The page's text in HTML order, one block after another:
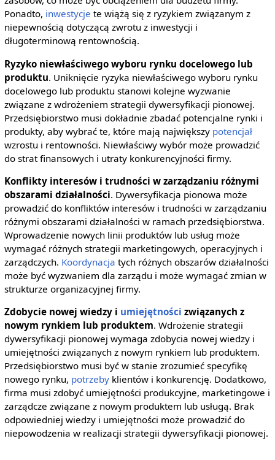
Ponadto, inwestycje te wiążą się z ryzykiem związanym z
niepewnością dotyczącą zwrotu z inwestycji i
długoterminową rentownością.
Ryzyko niewłaściwego wyboru rynku docelowego lub
produktu. Uniknięcie ryzyka niewłaściwego wyboru rynku
docelowego lub produktu stanowi kolejne wyzwanie
związane z wdrożeniem strategii dywersyfikacji pionowej.
Przedsiębiorstwo musi dokładnie zbadać potencjalne rynki i
produkty, aby wybrać te, które mają największy potencjał
wzrostu i rentowności. Niewłaściwy wybór może prowadzić
do strat finansowych i utraty konkurencyjności firmy.
Konflikty interesów i trudności w zarządzaniu różnymi
obszarami działalności. Dywersyfikacja pionowa może
prowadzić do konfliktów interesów i trudności w zarządzaniu
różnymi obszarami działalności w ramach przedsiębiorstwa.
Wprowadzenie nowych linii produktów lub usług może
wymagać różnych strategii marketingowych, operacyjnych i
zarządczych. Koordynacja tych różnych obszarów działalności
może być wyzwaniem dla zarządu i może wymagać zmian w
strukturze organizacyjnej firmy.
Zdobycie nowej wiedzy i umiejętności związanych z
nowym rynkiem lub produktem. Wdrożenie strategii
dywersyfikacji pionowej wymaga zdobycia nowej wiedzy i
umiejętności związanych z nowym rynkiem lub produktem.
Przedsiębiorstwo musi być w stanie zrozumieć specyfikę
nowego rynku, potrzebyklientów i konkurencję. Dodatkowo,
firma musi zdobyć umiejętności produkcyjne, marketingowe i
zarządcze związane z nowym produktem lub usługą. Brak
odpowiedniej wiedzy i umiejętności może prowadzić do
niepowodzenia w realizacji strategii dywersyfikacji pionowej.